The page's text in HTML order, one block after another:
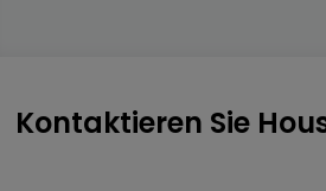
Kontaktieren Sie